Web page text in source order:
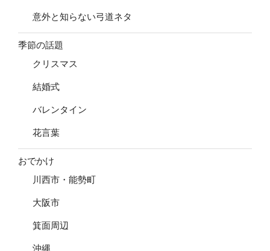
意外と知らない弓道ネタ
季節の話題
クリスマス
結婚式
バレンタイン
花言葉
おでかけ
川西市・能勢町
大阪市
箕面周辺
沖縄